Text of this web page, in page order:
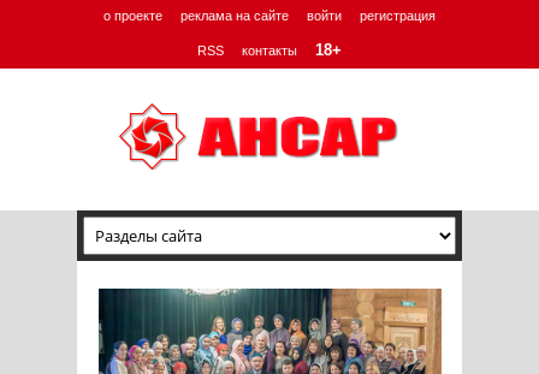
о проекте реклама на сайте войти регистрация
RSS контакты 18+